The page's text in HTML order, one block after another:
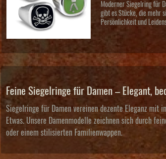
Moderner Siegelring für
gibt es Stücke, die mehr
Persönlichkeit und
Feine Siegelringe für Damen – Elegant,
Siegelringe für Damen vereinen dezente Eleganz mit
Etwas. Unsere Damenmodelle zeichnen sich durch
oder einem stilisierten Familienwappen.